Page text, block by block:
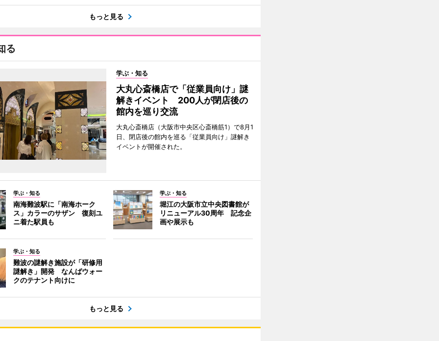
もっと見る
る
学ぶ・知る
大丸心斎橋店で「従業員向け」謎
解きイベント 200人が閉店後の
館内を巡り交流
大丸心斎橋店（大阪市中央区心斎橋筋1）で8月1
日、閉店後の館内を巡る「従業員向け」謎解き
イベントが開催された。
学ぶ・知る
南海難波駅に「南海ホーク
ス」カラーのサザン 復刻ユ
ニ着た駅員も
学ぶ・知る
堀江の大阪市立中央図書館が
リニューアル30周年 記念企
画や展示も
学ぶ・知る
難波の謎解き施設が「研修用
謎解き」開発 なんばウォー
クのテナント向けに
もっと見る